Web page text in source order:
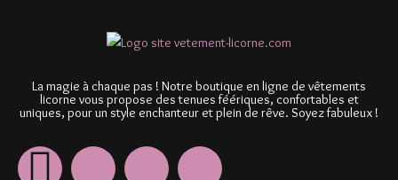
La magie à chaque pas ! Notre boutique en ligne de vêtements
licorne vous propose des tenues féériques, confortables et
uniques, pour un style enchanteur et plein de rêve. Soyez fabuleux !